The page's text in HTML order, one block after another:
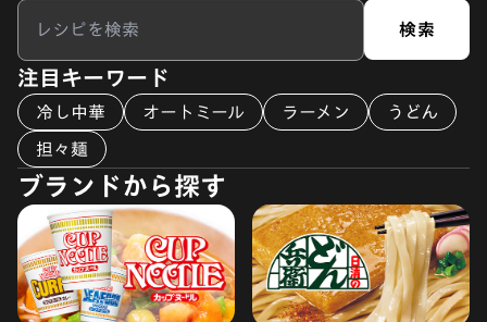
検索
注目キーワード
冷し中華 オートミール ラーメン うどん
担々麺
ブランドから探す